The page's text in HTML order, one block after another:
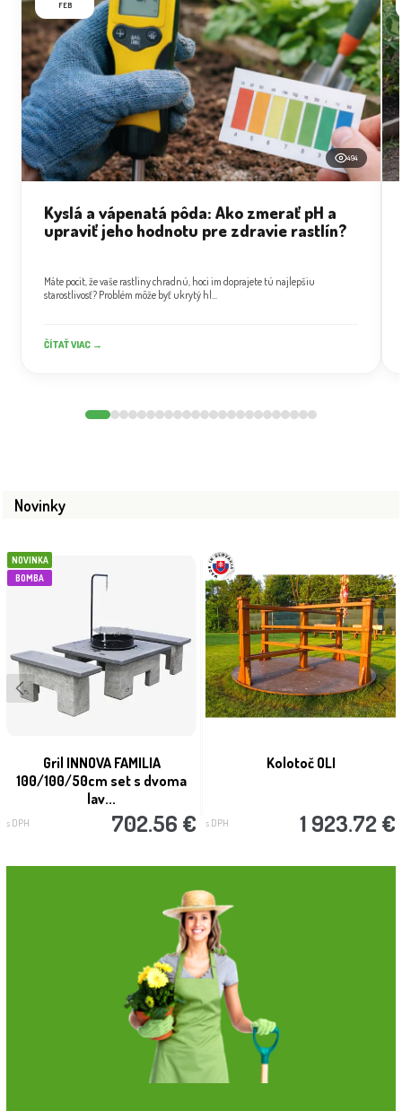
FEB
494
Kyslá a vápenatá pôda: Ako zmerať pH a
upraviť jeho hodnotu pre zdravie rastlín?
Máte pocit, že vaše rastliny chradnú, hoci im doprajete tú najlepšiu
starostlivosť? Problém môže byť ukrytý hl...
ČÍTAŤ VIAC →
Novinky
NOVINKA
BOMBA
Gril INNOVA FAMILIA
100/100/50cm set s dvoma
lav...
s DPH 702.56 €
Kolotoč OLI
s DPH 1 923.72 €